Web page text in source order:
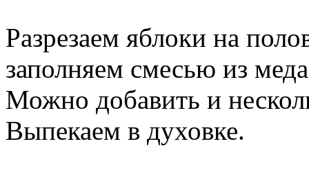
Разрезаем яблоки на
заполняем смесью из
Можно добавить и
Выпекаем в духовке.